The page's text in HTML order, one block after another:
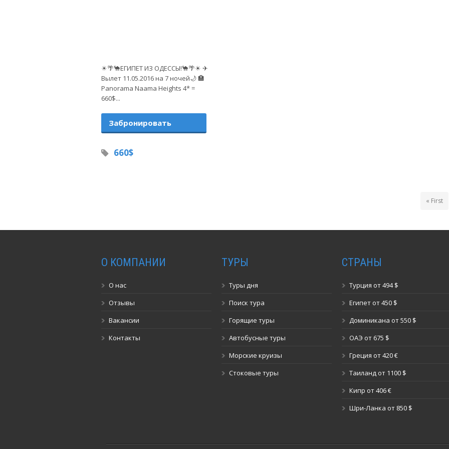
☀🌴🐪ЕГИПЕТ ИЗ ОДЕССЫ!🐪🌴☀ ✈
Вылет 11.05.2016 на 7 ночей🌙 🏣
Panorama Naama Heights 4* =
660$...
Забронировать
660$
« First
О КОМПАНИИ
О нас
Отзывы
Вакансии
Контакты
ТУРЫ
Туры дня
Поиск тура
Горящие туры
Автобусные туры
Морские круизы
Стоковые туры
СТРАНЫ
Турция от 494 $
Египет от 450 $
Доминикана от 550 $
ОАЭ от 675 $
Греция от 420 €
Таиланд от 1100 $
Кипр от 406 €
Шри-Ланка от 850 $